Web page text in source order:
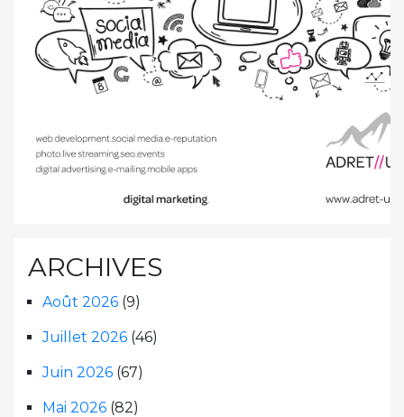
ARCHIVES
Août 2026 (9)
Juillet 2026 (46)
Juin 2026 (67)
Mai 2026 (82)